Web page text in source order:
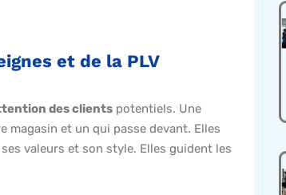
et de la PLV
des clients potentiels. Une
et un qui passe devant. Elles
valeurs et son style. Elles guident les